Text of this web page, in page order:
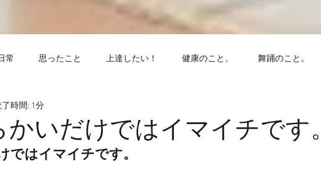
常 思ったこと 上達したい！ 健康のこと。 舞踊のこと。
いだけではイマイチです。
時間: 1分
ではイマイチです。